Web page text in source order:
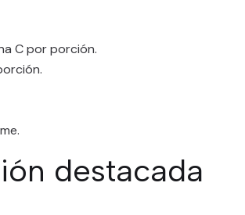
C por porción.
destacada